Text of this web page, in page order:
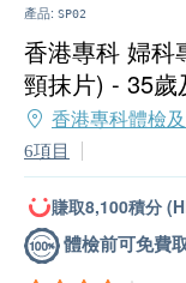
產品: SP02
香港專科 婦科
頸抹片) - 35歲
香港專科體檢
6項目
賺取8,100積分
體檢前可免費